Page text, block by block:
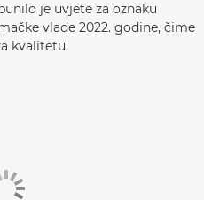
je uvjete za oznaku
vlade 2022. godine, čime
kvalitetu.